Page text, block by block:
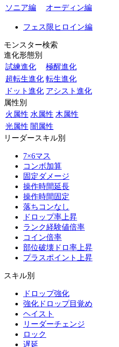
ソニア編
オーディン編
フェス限ヒロイン編
モンスター検索
進化形態別
試練進化
極醒進化
超転生進化 転生進化
ドット進化 アシスト進化
属性別
火属性 水属性 木属性
光属性 闇属性
リーダースキル別
7×6マス
コンボ加算
固定ダメージ
操作時間延長
操作時間固定
落ちコンなし
ドロップ率上昇
ランク経験値倍率
コイン倍率
部位破壊ドロ率上昇
プラスポイント上昇
スキル別
ドロップ強化
強化ドロップ目覚め
ヘイスト
リーダーチェンジ
ロック
遅延